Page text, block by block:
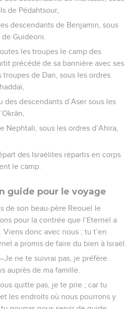
de Pédahtsour,
descendants de Benjamin, sous
Guideoni.
les troupes le camp des
précédé de sa bannière avec ses
de Dan, sous les ordres
des descendants d’Aser sous les
Nephtali, sous les ordres d’Ahira,
des Israélites répartis en corps
le camp.
guide pour le voyage
de son beau-père Reouel le
pour la contrée que l’Eternel a
donc avec nous ; tu t’en
a promis de faire du bien à Israël.
ne te suivrai pas, je préfère
auprès de ma famille.
quitte pas, je te prie ; car tu
les endroits où nous pourrons y